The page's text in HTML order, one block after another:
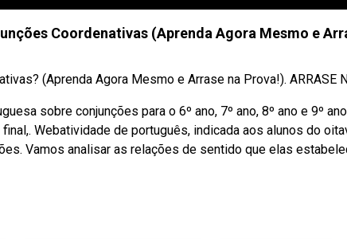
Coordenativas (Aprenda Agora Mesmo e
(Aprenda Agora Mesmo e Arrase na Prova!). ARRASE
sobre conjunções para o 6º ano, 7º ano, 8º ano e 9º
Webatividade de português, indicada aos alunos do
Vamos analisar as relações de sentido que elas